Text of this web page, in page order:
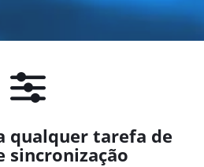
qualquer tarefa de
sincronização